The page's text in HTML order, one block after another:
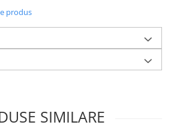
animale
de
produs
SIMILARE